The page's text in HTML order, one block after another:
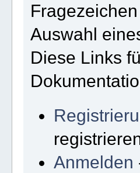
Auswahl
Diese Links
Anmelden